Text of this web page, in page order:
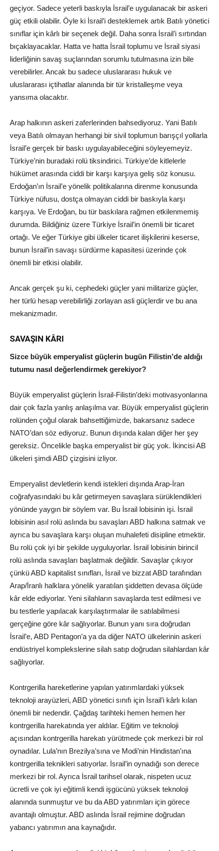
geçiyor. Sadece yeterli baskıyla İsrail’e uygulanacak bir askeri
güç etkili olabilir. Öyle ki İsrail’i desteklemek artık Batılı yönetici
sınıflar için kârlı bir seçenek değil. Daha sonra İsrail’i sırtından
bıçaklayacaklar. Hatta ve hatta İsrail toplumu ve İsrail siyasi
liderliğinin savaş suçlarından sorumlu tutulmasına izin bile
verebilirler. Ancak bu sadece uluslararası hukuk ve
uluslararası içtihatlar alanında bir tür kristalleşme veya
yansıma olacaktır.
Arap halkının askeri zaferlerinden bahsediyoruz. Yani Batılı
veya Batılı olmayan herhangi bir sivil toplumun barışçıl yollarla
İsrail’e gerçek bir baskı uygulayabileceğini söyleyemeyiz.
Türkiye’nin buradaki rolü tiksindirici. Türkiye’de kitlelerle
hükümet arasında ciddi bir karşı karşıya geliş söz konusu.
Erdoğan’ın İsrail’e yönelik politikalarına direnme konusunda
Türkiye nüfusu, dostça olmayan ciddi bir baskıyla karşı
karşıya. Ve Erdoğan, bu tür baskılara rağmen etkilenmemiş
durumda. Bildiğiniz üzere Türkiye İsrail’in önemli bir ticaret
ortağı. Ve eğer Türkiye gibi ülkeler ticaret ilişkilerini keserse,
bunun İsrail’in savaşı sürdürme kapasitesi üzerinde çok
önemli bir etkisi olabilir.
Ancak gerçek şu ki, cephedeki güçler yani militarize güçler,
her türlü hesap verebilirliği zorlayan asli güçlerdir ve bu ana
mekanizmadır.
SAVAŞIN KÂRI
Sizce büyük emperyalist güçlerin bugün Filistin’de aldığı
tutumu nasıl değerlendirmek gerekiyor?
Büyük emperyalist güçlerin İsrail-Filistin’deki motivasyonlarına
dair çok fazla yanlış anlaşılma var. Büyük emperyalist güçlerin
rolünden çoğul olarak bahsettiğimizde, bakarsanız sadece
NATO’dan söz ediyoruz. Bunun dışında kalan diğer her şey
gereksiz. Öncelikle başka emperyalist bir güç yok. İkincisi AB
ülkeleri şimdi ABD çizgisini izliyor.
Emperyalist devletlerin kendi istekleri dışında Arap-İran
coğrafyasındaki bu kâr getirmeyen savaşlara sürüklendikleri
yönünde yaygın bir söylem var. Bu İsrail lobisinin işi. İsrail
lobisinin asıl rolü aslında bu savaşları ABD halkına satmak ve
ayrıca bu savaşlara karşı oluşan muhalefeti disipline etmektir.
Bu rolü çok iyi bir şekilde uyguluyorlar. İsrail lobisinin birincil
rolü aslında savaşları başlatmak değildir. Savaşlar çıkıyor
çünkü ABD kapitalist sınıfları, İsrail ve bizzat ABD tarafından
Arap/İranlı halklara yönelik yaratılan şiddetten devasa ölçüde
kâr elde ediyorlar. Yeni silahların savaşlarda test edilmesi ve
bu testlerle yapılacak karşılaştırmalar ile satılabilmesi
gerçeğine göre kâr sağlıyorlar. Bunun yanı sıra doğrudan
İsrail’e, ABD Pentagon’a ya da diğer NATO ülkelerinin askeri
endüstriyel komplekslerine silah satıp doğrudan silahlardan kâr
sağlıyorlar.
Kontrgerilla hareketlerine yapılan yatırımlardaki yüksek
teknoloji arayüzleri, ABD yönetici sınıfı için İsrail’i kârlı kılan
önemli bir nedendir. Çağdaş tarihteki hemen hemen her
kontrgerilla harekatında yer aldılar. Eğitim ve teknoloji
açısından kontrgerilla harekatı yürütmede çok merkezi bir rol
oynadılar. Lula’nın Brezilya’sına ve Modi’nin Hindistan’ına
kontrgerilla teknikleri satıyorlar. İsrail’in oynadığı son derece
merkezi bir rol. Ayrıca İsrail tarihsel olarak, nispeten ucuz
ücretli ve çok iyi eğitimli kendi işgücünü yüksek teknoloji
alanında sunmuştur ve bu da ABD yatırımları için görece
avantajlı olmuştur. ABD aslında İsrail rejimine doğrudan
yabancı yatırımın ana kaynağıdır.